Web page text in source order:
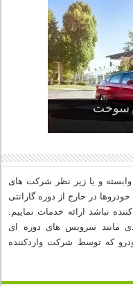
سوخت
خودروهای
می شود؟
صنعت
قسمت
و یا زیر نظر شرکت های
در خارج از دوره گارانتی
نباشد ارائه خدمات نماییم.
مانند سرویس های دوره ای
که توسط شرکت واردکننده